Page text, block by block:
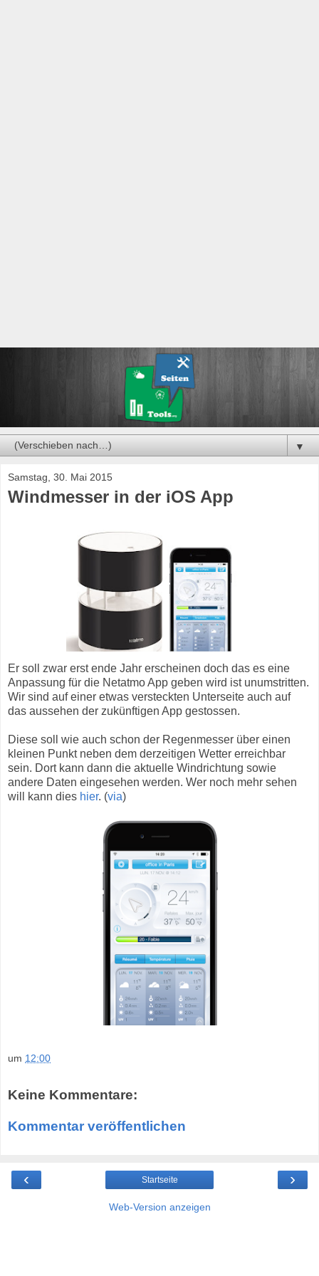
▼
Samstag, 30. Mai 2015
Windmesser in der iOS App
Er soll zwar erst ende Jahr erscheinen doch das es eine
Anpassung für die Netatmo App geben wird ist unumstritten.
Wir sind auf einer etwas versteckten Unterseite auch auf
das aussehen der zukünftigen App gestossen.
Diese soll wie auch schon der Regenmesser über einen
kleinen Punkt neben dem derzeitigen Wetter erreichbar
sein. Dort kann dann die aktuelle Windrichtung sowie
andere Daten eingesehen werden. Wer noch mehr sehen
will kann dies hier. (via)
um 12:00
Keine Kommentare:
Kommentar veröffentlichen
‹ ›
Startseite
Web-Version anzeigen